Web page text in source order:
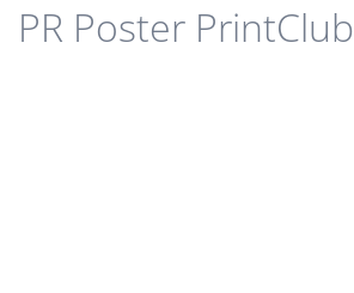
PR Poster PrintClub